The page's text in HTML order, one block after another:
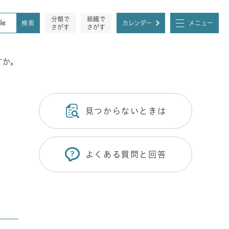
分類で
さがす
組織で
さがす
カレンダー メニュー
。
見つからないときは
よくある質問と回答